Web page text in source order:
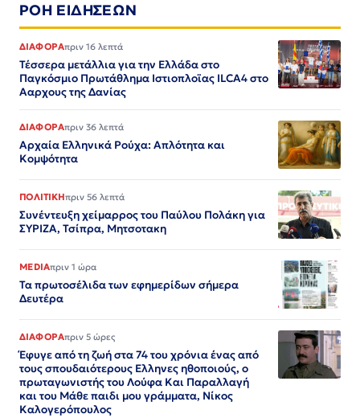
ΡΟΗ ΕΙΔΗΣΕΩΝ
ΔΙΑΦΟΡΑπριν 16 λεπτά
Τέσσερα μετάλλια για την Ελλάδα στο
Παγκόσμιο Πρωτάθλημα Ιστιοπλοϊας ILCA4 στο
Ααρχους της Δανίας
ΔΙΑΦΟΡΑπριν 36 λεπτά
Αρχαία Ελληνικά Ρούχα: Απλότητα και
Κομψότητα
ΠΟΛΙΤΙΚΗπριν 56 λεπτά
Συνέντευξη χείμαρρος του Παύλου Πολάκη για
ΣΥΡΙΖΑ, Τσίπρα, Μητσοτακη
MEDIAπριν 1 ώρα
Τα πρωτοσέλιδα των εφημερίδων σήμερα
Δευτέρα
ΔΙΑΦΟΡΑπριν 5 ώρες
Έφυγε από τη ζωή στα 74 του χρόνια ένας από
τους σπουδαιότερους Ελληνες ηθοποιούς, ο
πρωταγωνιστής του Λούφα Και Παραλλαγή
και του Μάθε παιδι μου γράμματα, Νίκος
Καλογερόπουλος